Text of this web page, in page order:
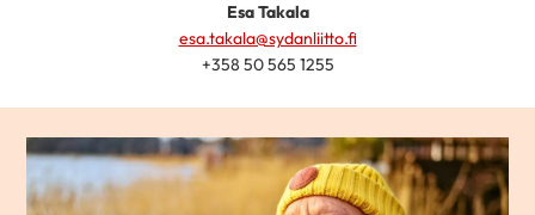
Esa Takala
esa.takala@sydanliitto.fi
+358 50 565 1255